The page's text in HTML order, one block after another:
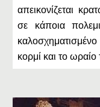
απεικονίζεται
σε κάποια
κορμί και το ωραίο